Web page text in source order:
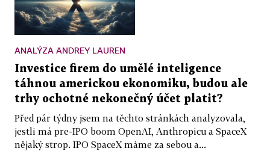
ANALÝZA ANDREY LAUREN
Investice firem do umělé inteligence
táhnou americkou ekonomiku, budou ale
trhy ochotné nekonečný účet platit?
Před pár týdny jsem na těchto stránkách analyzovala,
jestli má pre-IPO boom OpenAI, Anthropicu a SpaceX
nějaký strop. IPO SpaceX máme za sebou a...